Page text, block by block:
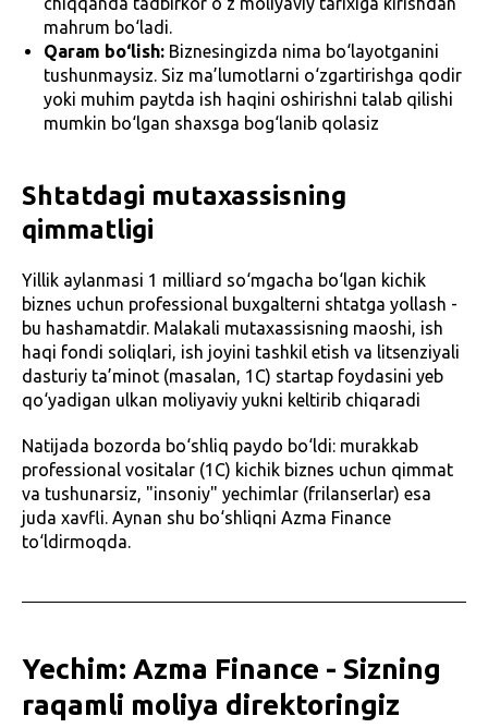
mahrum bo‘ladi.
Qaram bo‘lish: Biznesingizda nima bo‘layotganini
tushunmaysiz. Siz ma’lumotlarni o‘zgartirishga qodir
yoki muhim paytda ish haqini oshirishni talab qilishi
mumkin bo‘lgan shaxsga bog‘lanib qolasiz
Shtatdagi mutaxassisning
qimmatligi
Yillik aylanmasi 1 milliard so‘mgacha bo‘lgan kichik
biznes uchun professional buxgalterni shtatga yollash -
bu hashamatdir. Malakali mutaxassisning maoshi, ish
haqi fondi soliqlari, ish joyini tashkil etish va litsenziyali
dasturiy ta’minot (masalan, 1C) startap foydasini yeb
qo‘yadigan ulkan moliyaviy yukni keltirib chiqaradi
Natijada bozorda bo‘shliq paydo bo‘ldi: murakkab
professional vositalar (1C) kichik biznes uchun qimmat
va tushunarsiz, "insoniy" yechimlar (frilanserlar) esa
juda xavfli. Aynan shu bo‘shliqni Azma Finance
to‘ldirmoqda.
Yechim: Azma Finance - Sizning
raqamli moliya direktoringiz